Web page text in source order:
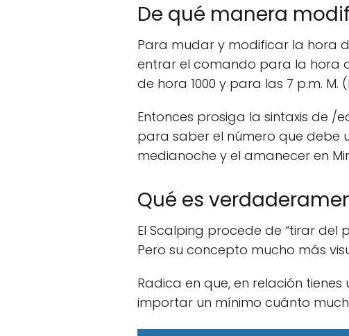
De qué manera
Para mudar y modificar la hora
entrar el comando para la hora
de hora 1000 y para las 7 p.m. M.
Entonces prosiga la sintaxis de
para saber el número que debe
medianoche y el amanecer en
Qué es
El Scalping procede de “tirar del
Pero su concepto mucho más
Radica en que, en relación
importar un mínimo cuánto